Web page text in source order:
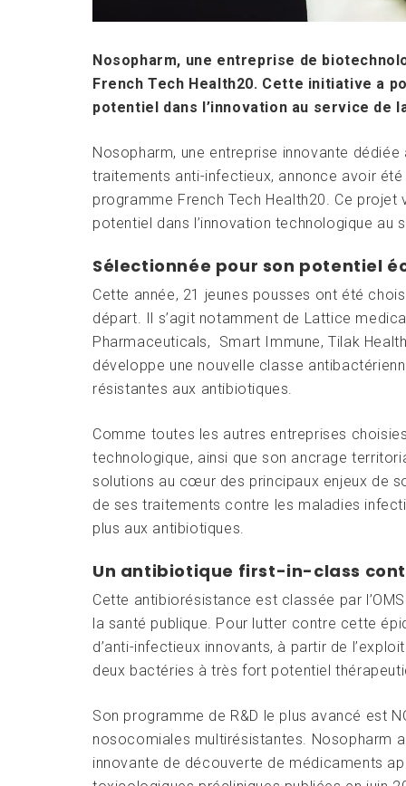
Nosopharm, une entreprise de
French Tech Health20. Cette initiative a
potentiel dans l’innovation au service de
Nosopharm, une entreprise innovante
traitements anti-infectieux, annonce avoir
programme French Tech Health20. Ce
potentiel dans l’innovation technologique au
Sélectionnée pour son potentiel
Cette année, 21 jeunes pousses ont été
départ. Il s’agit notamment de Lattice
Pharmaceuticals, Smart Immune, Tilak
développe une nouvelle classe
résistantes aux antibiotiques.
Comme toutes les autres entreprises
technologique, ainsi que son ancrage
solutions au cœur des principaux enjeux de
de ses traitements contre les maladies
plus aux antibiotiques.
Un antibiotique first-in-class
Cette antibiorésistance est classée par
la santé publique. Pour lutter contre cette
d’anti-infectieux innovants, à partir de
deux bactéries à très fort potentiel
Son programme de R&D le plus avancé est
nosocomiales multirésistantes. Nosopharm
innovante de découverte de médicaments